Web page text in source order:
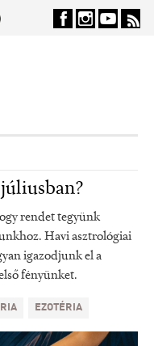
rendet tegyünk
Havi asztrológiai
igazodjunk el a
fényünket.
EZOTÉRIA